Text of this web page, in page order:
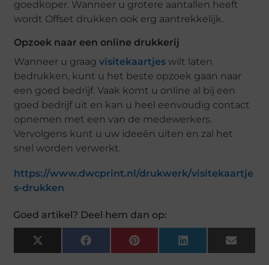
goedkoper. Wanneer u grotere aantallen heeft
wordt Offset drukken ook erg aantrekkelijk.
Opzoek naar een online drukkerij
Wanneer u graagvisitekaartjes wilt laten
bedrukken, kunt u het beste opzoek gaan naar
een goed bedrijf. Vaak komt u online al bij een
goed bedrijf uit en kan u heel eenvoudig contact
opnemen met een van de medewerkers.
Vervolgens kunt u uw ideeën uiten en zal het
snel worden verwerkt.
https://www.dwcprint.nl/drukwerk/visitekaartje
s-drukken
Goed artikel? Deel hem dan op:
X
(
F
A
P
I
L
I
E
M